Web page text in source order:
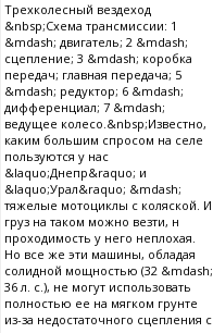
Трехколесный вездеход
&nbsp;Схема трансмиссии: 1
&mdash; двигатель; 2 &mdash;
сцепление; 3 &mdash; коробка
передач; главная передача; 5
&mdash; редуктор; 6 &mdash;
дифференциал; 7 &mdash;
ведущее колесо.&nbsp;Известно,
каким большим спросом на селе
пользуются у нас
&laquo;Днепр&raquo; и
&laquo;Урал&raquo; &mdash;
тяжелые мотоциклы с коляской. И
груз на таком можно везти, н
проходимость у него неплохая.
Но все же эти машины, обладая
солидной мощностью (32 &mdash;
36 л. с.), не могут использовать
полностью ее на мягком грунте
из-за недостаточного сцепления с